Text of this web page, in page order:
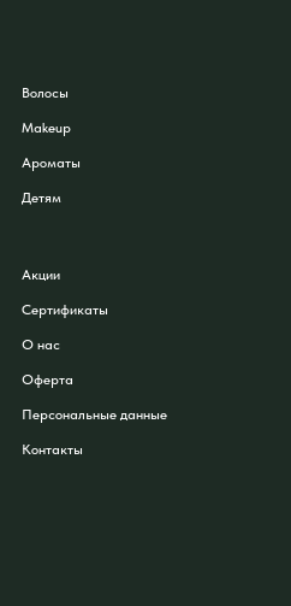
Волосы
Makeup
Ароматы
Детям
Акции
Сертификаты
О нас
Оферта
Персональные данные
Контакты